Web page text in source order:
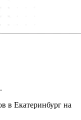
в Екатеринбург на